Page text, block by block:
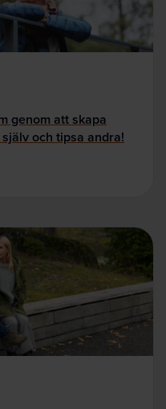
genom att skapa
och tipsa andra!